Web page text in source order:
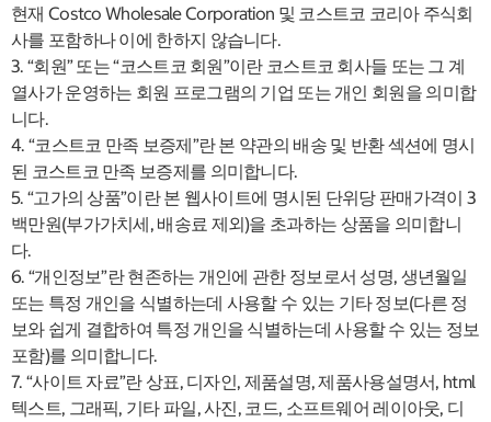
현재 Costco Wholesale Corporation 및 코스트코 코리아 주식회
사를 포함하나 이에 한하지 않습니다.
3. “회원” 또는 “코스트코 회원”이란 코스트코 회사들 또는 그 계
열사가 운영하는 회원 프로그램의 기업 또는 개인 회원을 의미합
니다.
4. “코스트코 만족 보증제”란 본 약관의 배송 및 반환 섹션에 명시
된 코스트코 만족 보증제를 의미합니다.
5. “고가의 상품”이란 본 웹사이트에 명시된 단위당 판매가격이 3
백만원(부가가치세, 배송료 제외)을 초과하는 상품을 의미합니
다.
6. “개인정보”란 현존하는 개인에 관한 정보로서 성명, 생년월일
또는 특정 개인을 식별하는데 사용할 수 있는 기타 정보(다른 정
보와 쉽게 결합하여 특정 개인을 식별하는데 사용할 수 있는 정보
포함)를 의미합니다.
7. “사이트 자료”란 상표, 디자인, 제품설명, 제품사용설명서, html
텍스트, 그래픽, 기타 파일, 사진, 코드, 소프트웨어 레이아웃, 디